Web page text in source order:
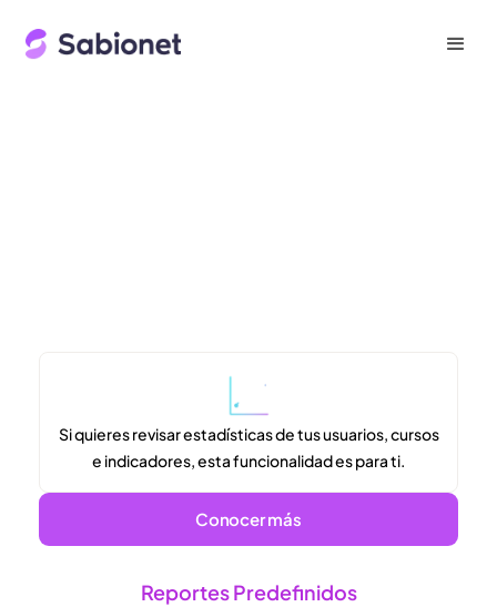
Si quieres revisar estadísticas de tus usuarios, cursos
e indicadores, esta funcionalidad es para ti.
Conocer más
Reportes Predefinidos